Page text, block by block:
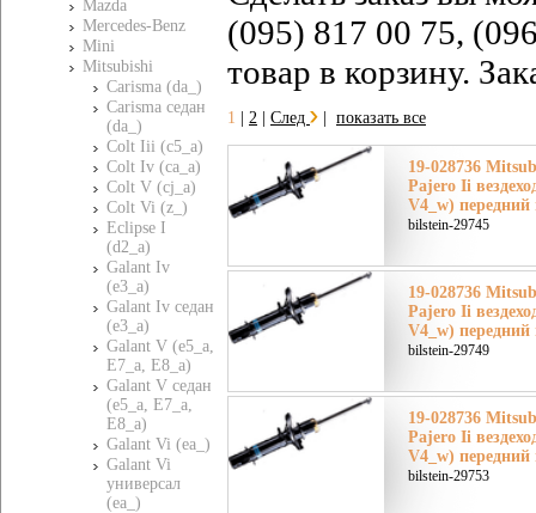
Mazda
Mercedes-Benz
Mini
Mitsubishi
Carisma (da_)
Carisma седан
(da_)
Colt Iii (c5_a)
Colt Iv (ca_a)
Colt V (cj_a)
Colt Vi (z_)
Eclipse I
(d2_a)
Galant Iv
(e3_a)
Galant Iv седан
(e3_a)
Galant V (e5_a,
E7_a, E8_a)
Galant V седан
(e5_a, E7_a,
E8_a)
Galant Vi (ea_)
Galant Vi
универсал
(ea_)
(095) 817 00 75,
товар в корзину.
1 2 След показать все
19-028736
Pajero Ii
V4_w) передний
bilstein-29745
19-028736
Pajero Ii
V4_w) передний
bilstein-29749
19-028736
Pajero Ii
V4_w) передний
bilstein-29753